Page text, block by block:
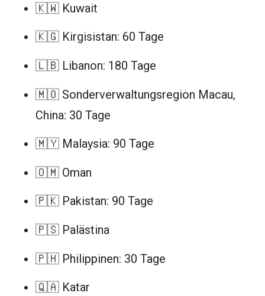
🇰🇼 Kuwait
🇰🇬 Kirgisistan: 60 Tage
🇱🇧 Libanon: 180 Tage
🇲🇴 Sonderverwaltungsregion Macau,
China: 30 Tage
🇲🇾 Malaysia: 90 Tage
🇴🇲 Oman
🇵🇰 Pakistan: 90 Tage
🇵🇸 Palästina
🇵🇭 Philippinen: 30 Tage
🇶🇦 Katar